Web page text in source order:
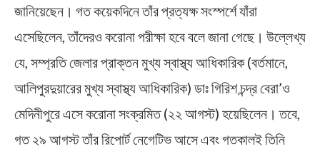
জানিয়েছেন। গত কয়েকদিনে তাঁর প্রত্যক্ষ সংস্পর্শে যাঁরা
এসেছিলেন, তাঁদেরও করোনা পরীক্ষা হবে বলে জানা গেছে। উল্লেখ্য
যে, সম্প্রতি জেলার প্রাক্তন মুখ্য স্বাস্থ্য আধিকারিক (বর্তমানে,
আলিপুরদুয়ারের মুখ্য স্বাস্থ্য আধিকারিক) ডাঃ গিরিশ চন্দ্র বেরা’ও
মেদিনীপুরে এসে করোনা সংক্রমিত (২২ আগস্ট) হয়েছিলেন। তবে,
গত ২৯ আগস্ট তাঁর রিপোর্ট নেগেটিভ আসে এবং গতকালই তিনি